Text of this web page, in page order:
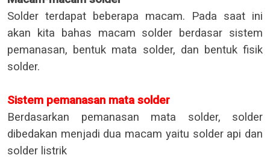
Solder terdapat beberapa macam. Pada saat ini
akan kita bahas macam solder berdasar sistem
pemanasan, bentuk mata solder, dan bentuk fisik
solder.
Sistem pemanasan mata solder
Berdasarkan pemanasan mata solder, solder
dibedakan menjadi dua macam yaitu solder api dan
solder listrik